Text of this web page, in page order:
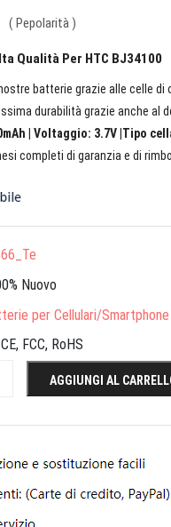
( Pepolarità )
Qualità Per HTC BJ34100
batterie grazie alle celle
durabilità grazie anche al
| Voltaggio: 3.7V |Tipo
completi di garanzia e di
Nuovo
per Cellulari/Smartphone
CE, FCC, RoHS
AGGIUNGI AL